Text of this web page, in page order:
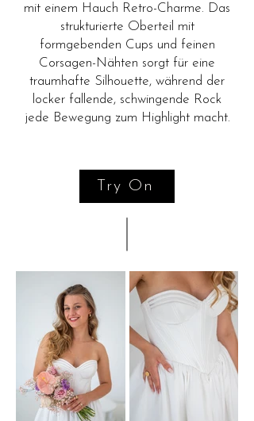
mit einem Hauch Retro-Charme. Das
strukturierte Oberteil mit
formgebenden Cups und feinen
Corsagen-Nähten sorgt für eine
traumhafte Silhouette, während der
locker fallende, schwingende Rock
jede Bewegung zum Highlight macht.
Try On